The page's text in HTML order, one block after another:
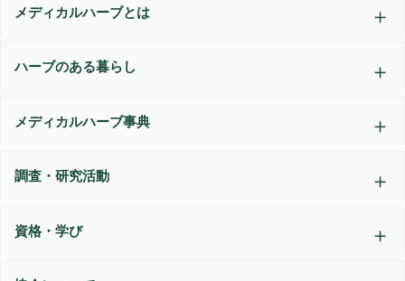
メディカルハーブとは
ハーブのある暮らし
メディカルハーブ事典
調査・研究活動
資格・学び